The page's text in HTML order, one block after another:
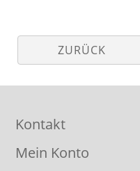
ZURÜCK
Kontakt
Mein Konto